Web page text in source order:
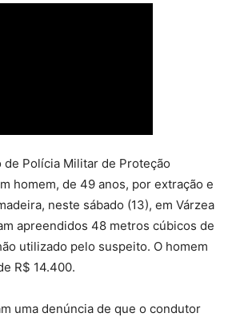
de Polícia Militar de Proteção
homem, de 49 anos, por extração e
neste sábado (13), em Várzea
apreendidos 48 metros cúbicos de
utilizado pelo suspeito. O homem
R$ 14.400.
uma denúncia de que o condutor